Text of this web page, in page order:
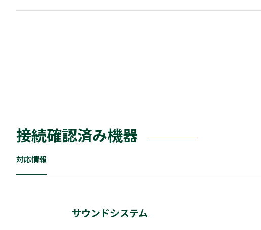
接続確認済み機器
対応情報
サウンドシステム